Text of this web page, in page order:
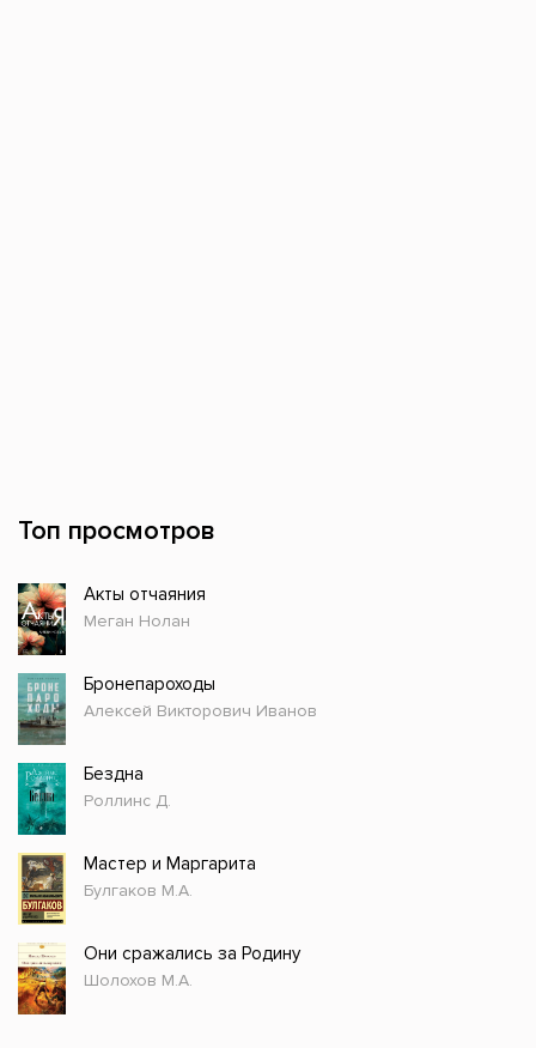
Топ просмотров
Акты отчаяния
Меган Нолан
Бронепароходы
Алексей Викторович Иванов
Бездна
Роллинс Д.
Мастер и Маргарита
Булгаков М.А.
Они сражались за Родину
Шолохов М.А.